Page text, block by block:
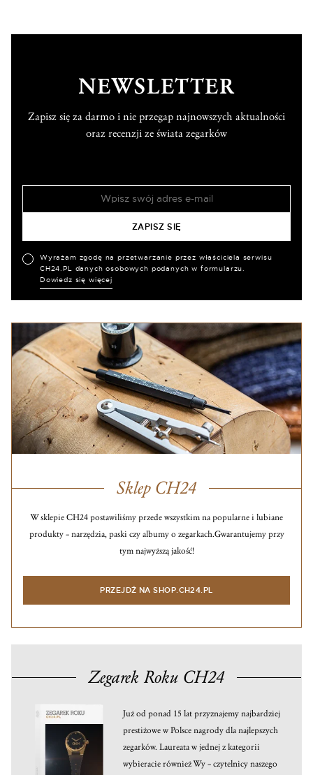
NEWSLETTER
Zapisz się za darmo i nie przegap najnowszych aktualności
oraz recenzji ze świata zegarków
Wyrażam zgodę na przetwarzanie przez właściciela serwisu
CH24.PL danych osobowych podanych w formularzu.
Dowiedz się więcej
Sklep CH24
W sklepie CH24 postawiliśmy przede wszystkim na popularne i lubiane
produkty – narzędzia, paski czy albumy o zegarkach.Gwarantujemy przy
tym najwyższą jakość!
PRZEJDŹ NA SHOP.CH24.PL
Zegarek Roku CH24
Już od ponad 15 lat przyznajemy najbardziej
prestiżowe w Polsce nagrody dla najlepszych
zegarków. Laureata w jednej z kategorii
wybieracie również Wy – czytelnicy naszego